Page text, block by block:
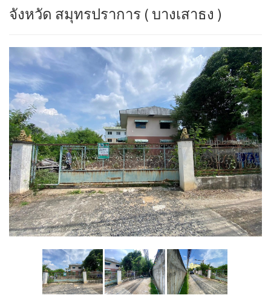
จังหวัด สมุทรปราการ ( บางเสาธง )